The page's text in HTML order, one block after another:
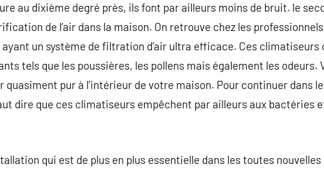
au dixième degré près, ils font par ailleurs moins de bruit. le
de l’air dans la maison. On retrouve chez les
un système de filtration d’air ultra efficace. Ces climatiseurs
tels que les poussières, les pollens mais également les odeurs.
quasiment pur à l’intérieur de votre maison. Pour continuer dans
dire que ces climatiseurs empêchent par ailleurs aux bactéries
qui est de plus en plus essentielle dans les toutes nouvelles